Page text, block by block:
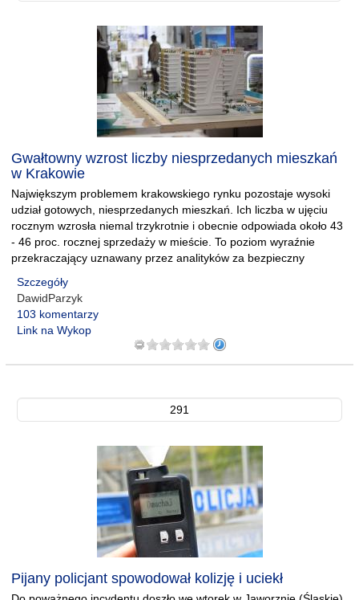
Gwałtowny wzrost liczby niesprzedanych mieszkań
w Krakowie
Największym problemem krakowskiego rynku pozostaje wysoki
udział gotowych, niesprzedanych mieszkań. Ich liczba w ujęciu
rocznym wzrosła niemal trzykrotnie i obecnie odpowiada około 43
- 46 proc. rocznej sprzedaży w mieście. To poziom wyraźnie
przekraczający uznawany przez analityków za bezpieczny
Szczegóły
DawidParzyk
103 komentarzy
Link na Wykop
291
Pijany policjant spowodował kolizję i uciekł